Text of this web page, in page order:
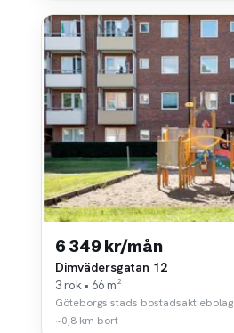
6 349 kr/mån
Dimvädersgatan 12
3 rok • 66 m²
Göteborgs stads bostadsaktiebolag
~0,8 km bort